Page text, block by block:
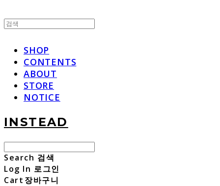
SHOP
CONTENTS
ABOUT
STORE
NOTICE
INSTEAD
Search 검색
Log In 로그인
Cart 장바구니